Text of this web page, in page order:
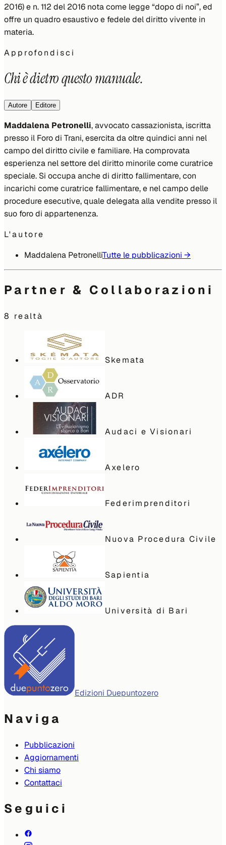
2016) e n. 112 del 2016 nota come legge “dopo di noi”, ed
offre un quadro esaustivo e fedele del diritto vivente in
materia.
Approfondisci
Chi è dietro questo manuale.
Autore Editore
Maddalena Petronelli, avvocato cassazionista, iscritta
presso il Foro di Trani, esercita da oltre quindici anni nel
campo del diritto civile e familiare. Ha comprovata
esperienza nel settore del diritto minorile come curatrice
speciale. Si occupa anche di diritto fallimentare, con
incarichi come curatrice fallimentare, e nel campo delle
procedure esecutive, quale delegata alla vendite presso il
suo foro di appartenenza.
L'autore
Maddalena PetronelliTutte le pubblicazioni →
Partner & Collaborazioni
8 realtà
Skemata
ADR
Audaci e Visionari
Axelero
Federimprenditori
Nuova Procedura Civile
Sapientia
Università di Bari
Edizioni Duepuntozero
Naviga
Pubblicazioni
Aggiornamenti
Chi siamo
Contattaci
Seguici